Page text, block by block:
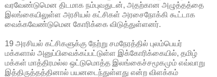
வரவேண்டுமென திடமாக நம்புவதுடன், அதற்கான அழுத்தத்தை
இலங்கையிலுள்ள அரசியல் கட்சிகள் அரசைநோக்கி கூட்டாக
வைக்கவேண்டுமென கோரிக்கை விடுத்துள்ளனர்.
19 அரசியல் கட்சிகளுக்கு நேற்று சமநேரத்தில் புலம்பெயர்
மக்களால் அனுப்பிவைக்கப்பட்டுள்ள இக்கோரிக்கையில், தமிழ்
மக்கள் மாத்திரமல்ல ஒட்டுமொத்த இலங்கைச்சமூகமும் எவ்வாறு
இத்திருத்தத்தினால் பயனடைந்துள்ளது என்ற விளக்கம்